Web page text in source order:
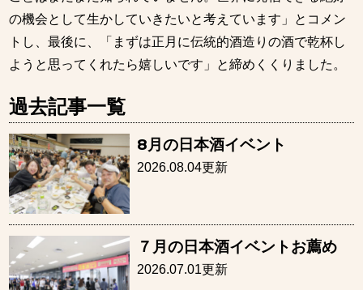
の機会として⽣かしていきたいと考えています」とコメン
トし、最後に、「まずは正月に伝統的酒造りの酒で乾杯し
ようと思ってくれたら嬉しいです」と締めくくりました。
過去記事一覧
8月の日本酒イベント
2026.08.04更新
７月の日本酒イベントお薦め
2026.07.01更新